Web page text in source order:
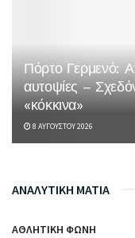
Πόρτο Γερμενό:
αυτοψίες –
«κόκκινα»
8 ΑΥΓΟΎΣΤΟΥ 2026
ΑΝΑΛΥΤΙΚΗ ΜΑΤΙΑ
ΑΘΛΗΤΙΚΉ ΦΩΝΉ